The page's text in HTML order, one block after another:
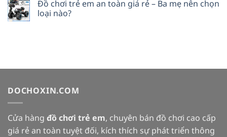
Đồ chơi trẻ em an toàn giá rẻ – Ba mẹ nên chọn
loại nào?
DOCHOXIN.COM
Cửa hàng đồ chơi trẻ em, chuyên bán đồ chơi cao cấp
giá rẻ an toàn tuyệt đối, kích thích sự phát triển thông